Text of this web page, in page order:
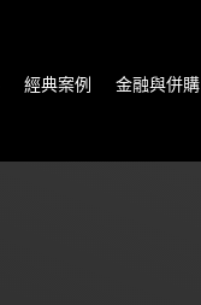
經典案例 金融與併購